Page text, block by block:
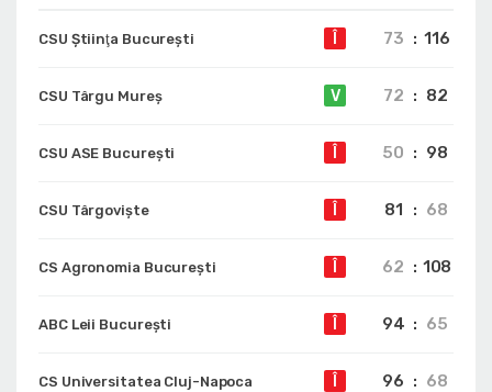
CSU Ştiinţa Bucureşti 73 : 116
CSU Târgu Mureș V 72 : 82
CSU ASE București 50 : 98
CSU Târgoviște 81 : 68
CS Agronomia București 62 : 108
ABC Leii București 94 : 65
CS Universitatea Cluj-Napoca 96 : 68